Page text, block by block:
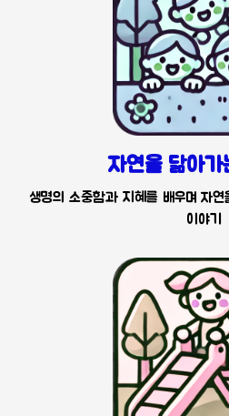
자연을 닮아가
생명의 소중함과 지혜를 배우며 자연
이야기